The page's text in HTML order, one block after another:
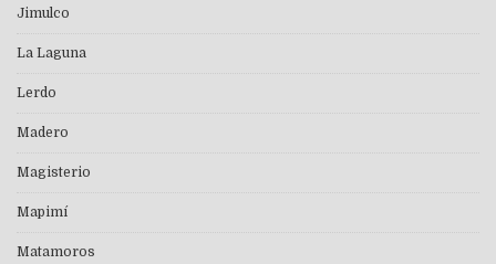
Jimulco
La Laguna
Lerdo
Madero
Magisterio
Mapimí
Matamoros